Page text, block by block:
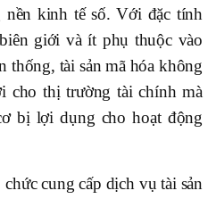
kinh tế số. Với đặc tính
giới và ít phụ thuộc vào
thống, tài sản mã hóa không
cho thị trường tài chính mà
bị lợi dụng cho hoạt động
cung cấp dịch vụ tài sản